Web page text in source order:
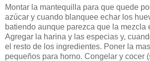
Montar la mantequilla para que quede
azúcar y cuando blanquee echar los
batiendo aunque parezca que la mezcla
Agregar la harina y las especias y,
el resto de los ingredientes. Poner la
pequeños para horno. Congelar y cocer